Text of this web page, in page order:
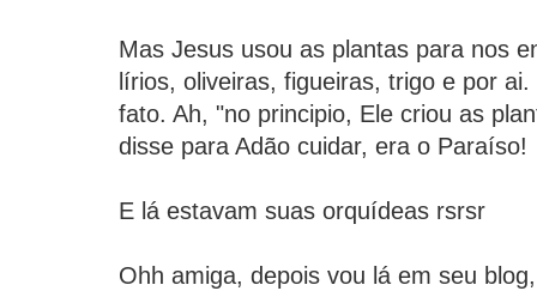
Mas Jesus usou as plantas para nos
lírios, oliveiras, figueiras, trigo e por
fato. Ah, "no principio, Ele criou as
disse para Adão cuidar, era o Paraíso!
E lá estavam suas orquídeas rsrsr
Ohh amiga, depois vou lá em seu